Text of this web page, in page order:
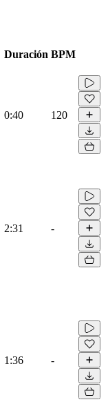
Duración BPM
0:40 120
2:31 -
1:36 -